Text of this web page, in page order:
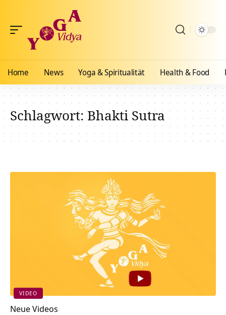
Home News Yoga & Spiritualität Health & Food
Schlagwort:Bhakti Sutra
VIDEO
Neue Videos